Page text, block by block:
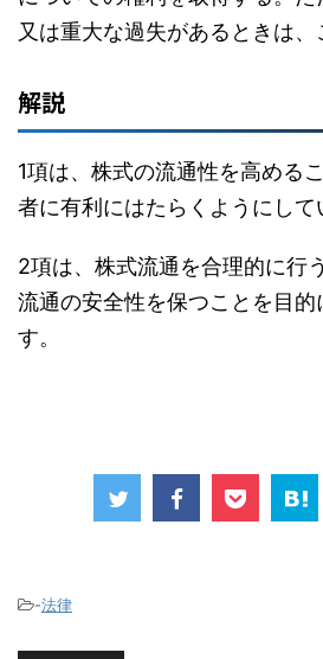
又は重大な過失があるときは、
解説
1項は、株式の流通性を高める
者に有利にはたらくようにして
2項は、株式流通を合理的に行
流通の安全性を保つことを目的
す。
-法律